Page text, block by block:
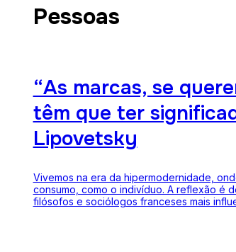
Pessoas
“As marcas, se
têm que ter
Lipovetsky
Vivemos na era da hipermodernidade,
consumo, como o indivíduo. A reflexão é
filósofos e sociólogos franceses mais